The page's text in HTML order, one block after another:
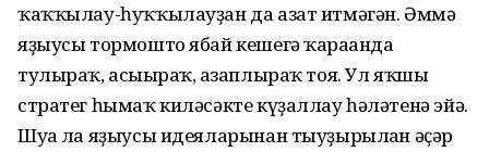
ҡаҡҡылау-һуҡҡылауҙан да азат итмәгән. Әммә
яҙыусы тормошто ябай кешегә ҡарағанда
тулыраҡ, асығыраҡ, ғазаплыраҡ тоя. Ул яҡшы
стратег һымаҡ киләсәкте күҙаллау һәләтенә эйә.
Шуға ла яҙыусы идеяларынан тыуҙырылған әҫәр